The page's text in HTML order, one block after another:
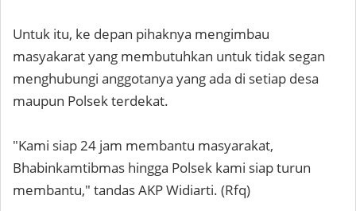
Untuk itu, ke depan pihaknya mengimbau
masyakarat yang membutuhkan untuk tidak segan
menghubungi anggotanya yang ada di setiap desa
maupun Polsek terdekat.
"Kami siap 24 jam membantu masyarakat,
Bhabinkamtibmas hingga Polsek kami siap turun
membantu," tandas AKP Widiarti. (Rfq)